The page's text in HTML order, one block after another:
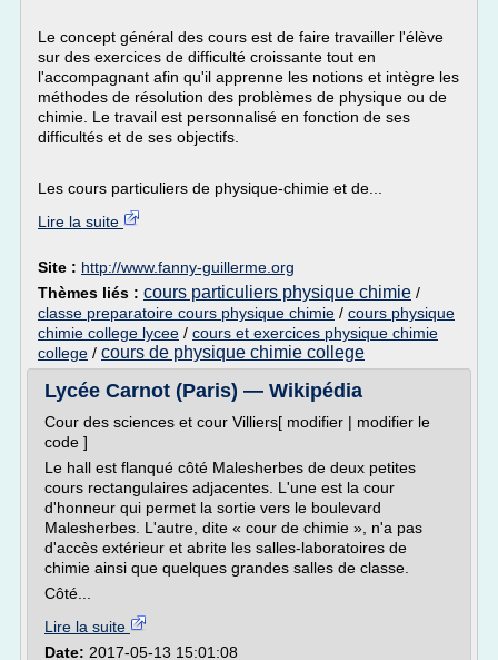
Le concept général des cours est de faire travailler l'élève
sur des exercices de difficulté croissante tout en
l'accompagnant afin qu'il apprenne les notions et intègre les
méthodes de résolution des problèmes de physique ou de
chimie. Le travail est personnalisé en fonction de ses
difficultés et de ses objectifs.
Les cours particuliers de physique-chimie et de...
Lire la suite
Site : http://www.fanny-guillerme.org
Thèmes liés : cours particuliers physique chimie /
classe preparatoire cours physique chimie / cours physique
chimie college lycee / cours et exercices physique chimie
college / cours de physique chimie college
Lycée Carnot (Paris) — Wikipédia
Cour des sciences et cour Villiers[ modifier | modifier le
code ]
Le hall est flanqué côté Malesherbes de deux petites
cours rectangulaires adjacentes. L'une est la cour
d'honneur qui permet la sortie vers le boulevard
Malesherbes. L'autre, dite « cour de chimie », n'a pas
d'accès extérieur et abrite les salles-laboratoires de
chimie ainsi que quelques grandes salles de classe.
Côté...
Lire la suite
Date: 2017-05-13 15:01:08